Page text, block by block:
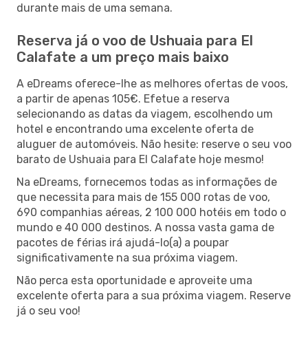
durante mais de uma semana.
Reserva já o voo de Ushuaia para El
Calafate a um preço mais baixo
A eDreams oferece-lhe as melhores ofertas de voos,
a partir de apenas 105€. Efetue a reserva
selecionando as datas da viagem, escolhendo um
hotel e encontrando uma excelente oferta de
aluguer de automóveis. Não hesite: reserve o seu voo
barato de Ushuaia para El Calafate hoje mesmo!
Na eDreams, fornecemos todas as informações de
que necessita para mais de 155 000 rotas de voo,
690 companhias aéreas, 2 100 000 hotéis em todo o
mundo e 40 000 destinos. A nossa vasta gama de
pacotes de férias irá ajudá-lo(a) a poupar
significativamente na sua próxima viagem.
Não perca esta oportunidade e aproveite uma
excelente oferta para a sua próxima viagem. Reserve
já o seu voo!